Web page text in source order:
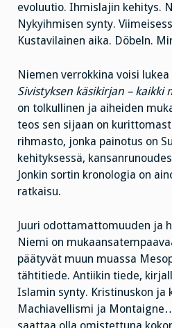
evoluutio. Ihmislajin kehitys.
Nykyihmisen synty.
Kustavilainen aika. Döbeln.
Niemen verrokkina voisi
Sivistyksen käsikirjan – kaikki
on tolkullinen ja aiheiden
teos sen sijaan on
rihmasto, jonka painotus on
kehityksessä,
Jonkin sortin kronologia on
ratkaisu.
Juuri odottamattomuuden ja
Niemi on
päätyvät muun muassa
tähtitiede. Antiikin tiede,
Islamin synty. Kristinuskon ja
Machiavellismi ja